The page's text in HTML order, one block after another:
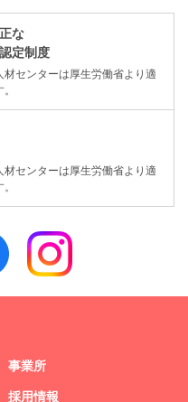
な
定制度
センターは厚生労働省より適
センターは厚生労働省より適
事業所
採用情報